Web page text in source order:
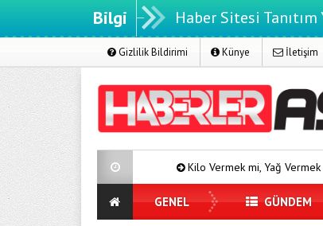
Bilgi Haber Sitesi Tanıtım
Gizlilik Bildirimi Künye İletişim
Kilo Vermek mi, Yağ Vermek mi? Aynı Şey
GENEL GÜNDEM